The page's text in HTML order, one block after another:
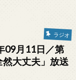
ラジオ
09月11日／第
大丈夫」放送